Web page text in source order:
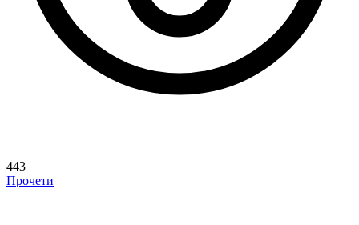
443
Прочети